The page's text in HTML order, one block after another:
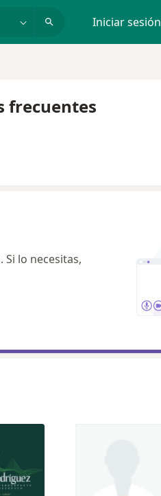
Iniciar sesión
frecuentes
lo necesitas,